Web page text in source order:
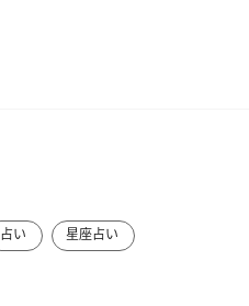
占い
星座占い